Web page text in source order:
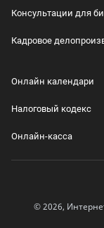
Консультации для
Кадровое
Онлайн календари
Налоговый кодекс
Онлайн-касса
© 2026,